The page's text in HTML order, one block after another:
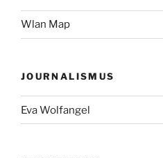
Wlan Map
JOURNALISMUS
Eva Wolfangel